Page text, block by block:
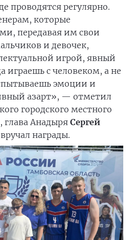
проводятся регулярно.
которые
передавая им свои
и девочек,
игрой, явный
играешь с человеком, а не
эмоции и
азарт», — отметил
городского местного
глава Анадыря Сергей
награды.